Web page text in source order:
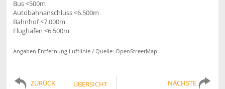
Bus <500m
Autobahnanschluss <6.500m
Bahnhof <7.000m
Flughafen <6.500m
Angaben Entfernung Luftlinie / Quelle: OpenStreetMap
ZURÜCK ÜBERSICHT NÄCHSTE